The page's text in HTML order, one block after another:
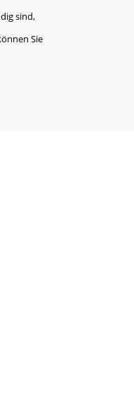
sind,
Sie